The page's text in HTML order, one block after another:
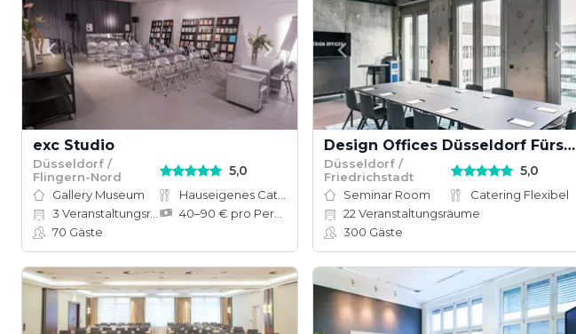
exc Studio
Düsseldorf /
Flingern-Nord
5,0
Gallery Museum
3 Veranstaltungsräume
70 Gäste
Design Offices Düsseldorf Fürst und Friedrich
Düsseldorf /
Friedrichstadt
5,0
Seminar Room
Catering Flexibel
22 Veranstaltungsräume
300 Gäste